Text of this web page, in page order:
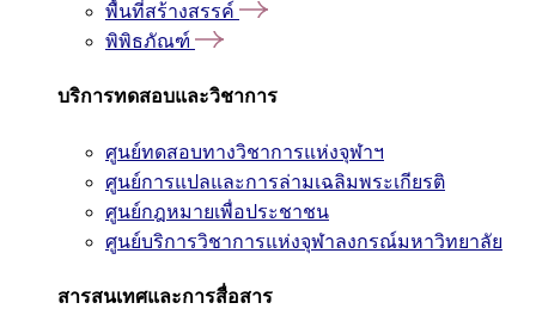
พื้นที่สร้างสรรค์
พิพิธภัณฑ์
บริการทดสอบและวิชาการ
ศูนย์ทดสอบทางวิชาการแห่งจุฬาฯ
ศูนย์การแปลและการล่ามเฉลิมพระเกียรติ
ศูนย์กฎหมายเพื่อประชาชน
ศูนย์บริการวิชาการแห่งจุฬาลงกรณ์มหาวิทยาลัย
สารสนเทศและการสื่อสาร